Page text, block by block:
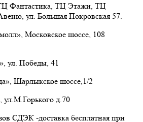
Фантастика, ТЦ Этажи, ТЦ
ул. Большая Покровская 57.
Московское шоссе, 108
ул. Победы, 41
Шарлыкское шоссе,1/2
д.70
СДЭК -доставка бесплатная при